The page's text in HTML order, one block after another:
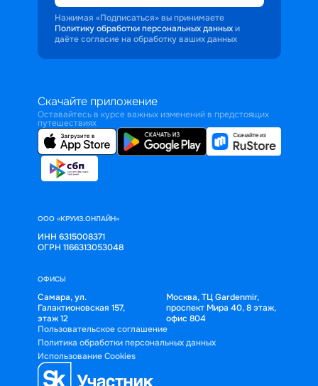
Нажимая «Подписаться» вы принимаете
Политику обработки персональных данных и
даёте согласие на обработку ваших данных
Скачайте приложение
Оставайтесь в курсе важных изменений в предстоящих
путешествиях
ООО «КРУИЗ.ОНЛАЙН»
ИНН 6315008371
ОГРН 1166313053048
ОФИСЫ
Самара, ул.
Галактионовская 157,
этаж 12
Москва, ТЦ Gardenmir,
проспект Мира 40, 8 этаж,
офис 804
Пользовательское соглашение
Политика обработки персональных данных
Использование Cookies